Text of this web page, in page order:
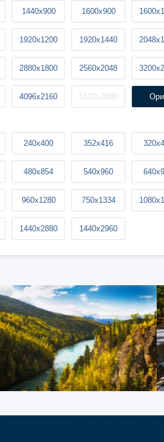
1440x900 1600x900
1920x1200 1920x1440
2880x1800 2560x2048
4096x2160 5120x2880
240x400 352x416
480x854 540x960
960x1280 750x1334
1440x2880 1440x2960